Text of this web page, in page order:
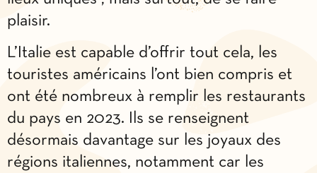
plaisir.
L’Italie est capable d’offrir tout cela, les
touristes américains l’ont bien compris et
ont été nombreux à remplir les restaurants
du pays en 2023. Ils se renseignent
désormais davantage sur les joyaux des
régions italiennes, notamment car les